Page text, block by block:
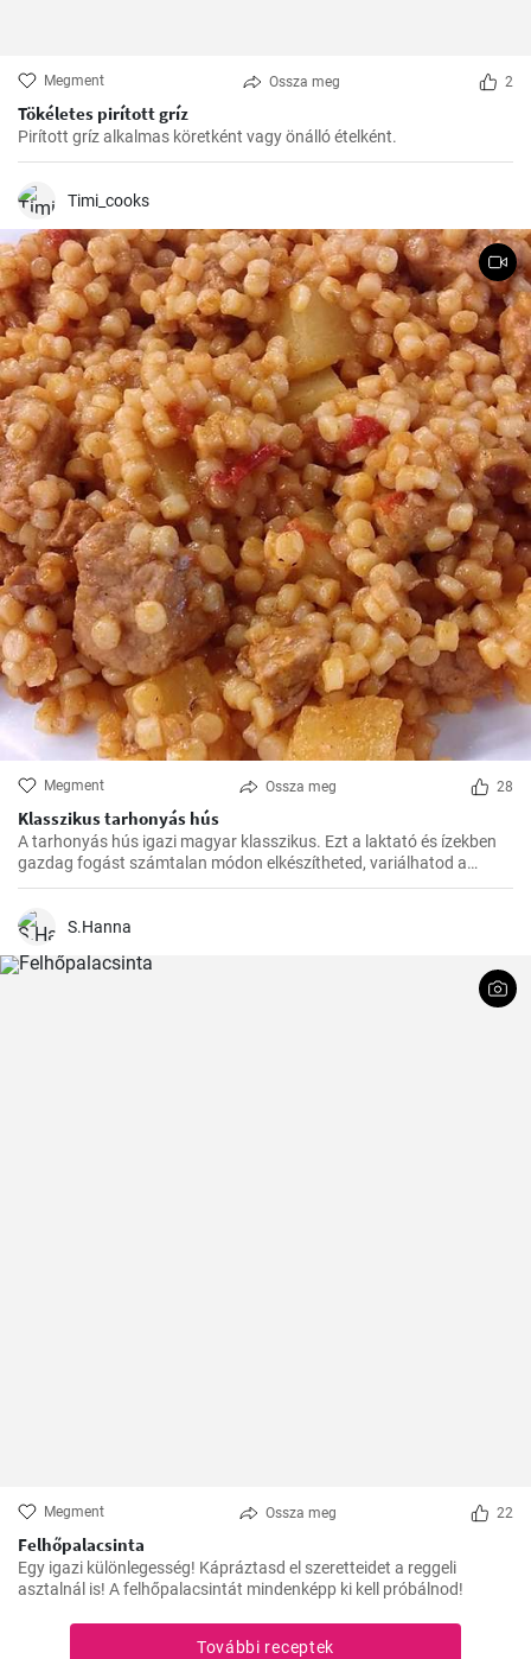
Megment Ossza meg 2
Tökéletes pirított gríz
Pirított gríz alkalmas köretként vagy önálló ételként.
Timi_cooks
Megment Ossza meg 28
Klasszikus tarhonyás hús
A tarhonyás hús igazi magyar klasszikus. Ezt a laktató és ízekben
gazdag fogást számtalan módon elkészítheted, variálhatod a
húsokat, a zöldségeket ízlés szerint. Jó kísérletezést és jó étvágyat!
S.Hanna
Megment Ossza meg 22
Felhőpalacsinta
Egy igazi különlegesség! Kápráztasd el szeretteidet a reggeli
asztalnál is! A felhőpalacsintát mindenképp ki kell próbálnod!
További receptek